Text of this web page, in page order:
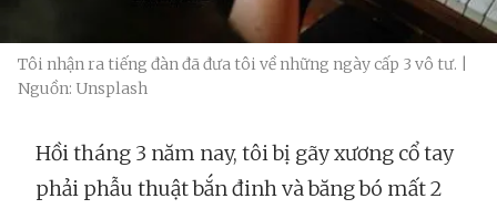
Tôi nhận ra tiếng đàn đã đưa tôi về những ngày cấp 3 vô tư. |
Nguồn: Unsplash
Hồi tháng 3 năm nay, tôi bị gãy xương cổ tay
phải phẫu thuật bắn đinh và băng bó mất 2